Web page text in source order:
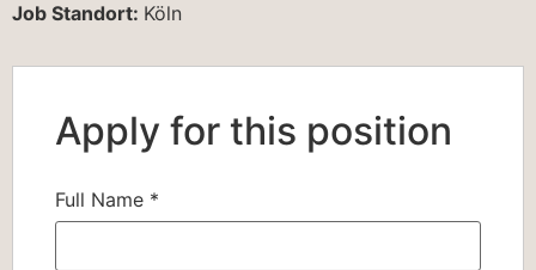
Job Standort: Köln
Apply for this position
Full Name *